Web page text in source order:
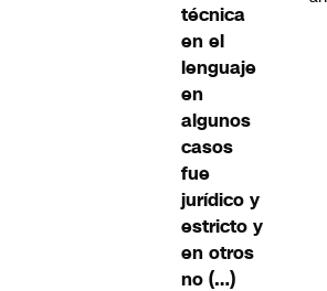
técnica
en el
lenguaje
en
algunos
casos
fue
jurídico y
estricto y
en otros
no (…)